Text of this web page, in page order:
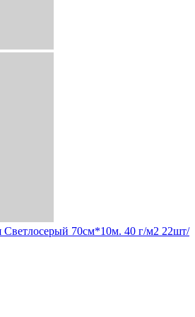
Светлосерый 70см*10м. 40 г/м2 22шт/